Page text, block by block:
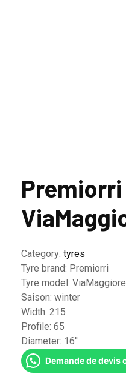
Premiorri
Category: tyres
Tyre brand: Premiorri
Tyre model:
Saison: winter
Width: 215
Profile: 65
Diameter: 16''
Demande de devis